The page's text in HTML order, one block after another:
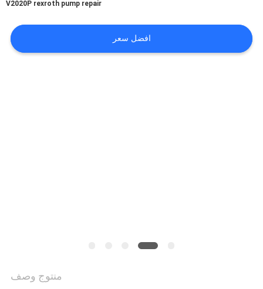
خريطة
V2020P rexroth pump repair
افضل سعر
منتوج وصف